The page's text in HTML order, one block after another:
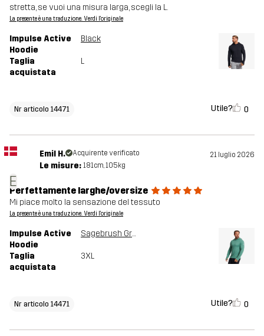
stretta, se vuoi una misura larga, scegli la L.
La presente è una traduzione. Verdi l'originale
Impulse Active
Hoodie
Black
Taglia
acquistata
L
Nr articolo 14471 Utile? 0
E
Emil H. Acquirente verificato 21 luglio 2026
Le misure: 181cm, 105kg
Perfettamente larghe/oversize
Mi piace molto la sensazione del tessuto
La presente è una traduzione. Verdi l'originale
Impulse Active
Hoodie
Sagebrush Green Melange
Taglia
acquistata
3XL
Nr articolo 14471 Utile? 0